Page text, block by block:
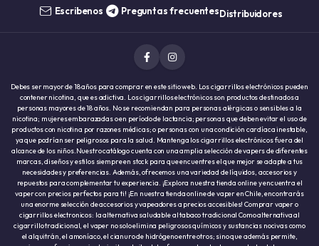
Escribenos Preguntas frecuentesDistribuidores
Debes ser mayor de 18 años para comprar en este sitio web. Los cigarrillos electrónicos pueden
contener nicotina, que es adictiva. Los cigarrillos electrónicos son productos destinados a
personas mayores de 18 años. No se recomiendan para personas alérgicas o sensibles a la
nicotina; mujeres embarazadas o en período de lactancia; personas que deben evitar el uso de
productos con nicotina por razones médicas; o personas con una condición cardíaca inestable,
ya que podrían ser peligrosos para la salud. Mantenga los cigarrillos electrónicos fuera del
alcance de los niños.Nuestro catálogo cuenta con una amplia selección de vapers de diferentes
marcas, diseños y estilos siempre en stock para que encuentres el que mejor se adapte a tus
necesidades y preferencias. Además, ofrecemos una variedad de líquidos, accesorios y
repuestos para complementar tu experiencia. ¡Explora nuestra tienda online y encuentra el
vaper con precios perfectos para ti! ¡En nuestra tienda online de vaper en Chile, encontrarás
una enorme selección de accesorios y vapeadores a precios accesibles! Comprar vaper o
cigarrillos electronicos: la alternativa saludable al tabaco tradicional Como alternativa al
cigarrillo tradicional, el vaper no solo elimina peligrosos químicos y sustancias nocivas como
el alquitrán, el amoníaco, el cianuro de hidrógeno entre otros; sino que además permite,